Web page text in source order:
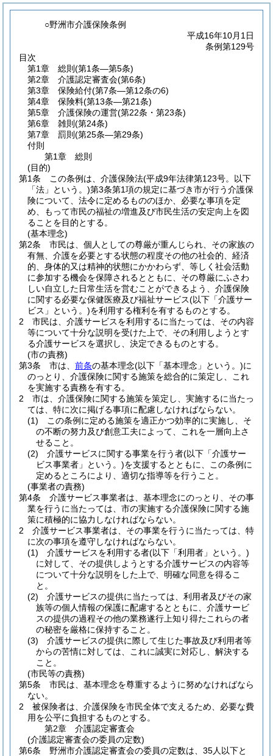
○野洲市介護保険条例
平成16年10月1日
条例第129号
目次
第1章
総則 (第1条―第5条)
第2章
介護認定審査会(第6条)
第3章
保険給付(第7条―第12条の6)
第4章
保険料(第13条―第21条)
第5章
介護保険の運営(第22条・第23条)
第6章
雑則 (第24条)
第7章
罰則 (第25条―第29条)
付則
第1章
総則
(目的)
第1条
この条例は、介護保険法(平成9年法律第123号。以下
「法」という。)第3条第1項の規定に基づき市が行う介護保
険について、法令に定めるもののほか、必要な事項を定
め、もって市民の福祉の増進及び市民生活の安定向上を図
ることを目的とする。
(基本理念)
第2条
市民は、個人としての尊厳が重んじられ、その家族の
有無、介護を必要とする状態の程度その他の社会的、経済
的、身体的又は精神的状態にかかわらず、等しく社会活動
に参加する機会を保障されるとともに、その尊厳にふさわ
しい自立した日常生活を営むことができるよう、介護保険
に関する必要な保健医療及び福祉サービス(以下「介護サー
ビス」という。)を利用する権利を有するものとする。
2
市民は、介護サービスを利用するに当たっては、その内容
等について十分な説明を受けた上で、その利用しようとす
る介護サービスを選択し、決定できるものとする。
(市の責務)
第3条
市は、 前条の基本理念(以下「基本理念」という。)に
のっとり、介護保険に関する施策を総合的に策定し、これ
を実施する責務を有する。
2
市は、介護保険に関する施策を策定し、実施するに当たっ
ては、特に次に掲げる事項に配慮しなければならない。
(1)
この条例に定める施策を適正かつ効率的に実施し、そ
の不断の努力及び創意工夫によって、これを一層向上さ
せること。
(2)
介護サービスに関する事業を行う者(以下「介護サー
ビス事業者」という。)を支援するとともに、この条例に
定めるところにより、適切な指導等を行うこと。
(事業者の責務)
第4条
介護サービス事業者は、基本理念にのっとり、その事
業を行うに当たっては、市の実施する介護保険に関する施
策に積極的に協力しなければならない。
2
介護サービス事業者は、その事業を行うに当たっては、特
に次の事項を遵守しなければならない。
(1)
介護サービスを利用する者(以下「利用者」という。)
に対して、その提供しようとする介護サービスの内容等
について十分な説明をした上で、明確な同意を得るこ
と。
(2)
介護サービスの提供に当たっては、利用者及びその家
族等の個人情報の保護に配慮するとともに、介護サービ
スの提供の過程その他の業務遂行上知り得たこれらの者
の秘密を厳格に保持すること。
(3)
介護サービスの提供に際して生じた事故及び利用者等
からの苦情に対しては、これに誠実に対応し、解決する
こと。
(市民等の責務)
第5条
市民は、基本理念を尊重するように努めなければなら
ない。
2
被保険者は、介護保険を市民全体で支えるため、必要な費
用を公平に負担するものとする。
第2章
介護認定審査会
(介護認定審査会の委員の定数)
第6条
野洲市介護認定審査会の委員の定数は、35人以下と